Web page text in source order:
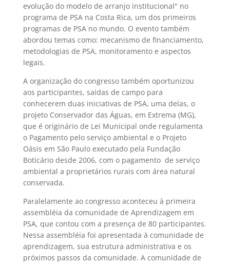
evolução do modelo de arranjo institucional" no
programa de PSA na Costa Rica, um dos primeiros
programas de PSA no mundo. O evento também
abordou temas como: mecanismo de financiamento,
metodologias de PSA, monitoramento e aspectos
legais.
A organização do congresso também oportunizou
aos participantes, saídas de campo para
conhecerem duas iniciativas de PSA, uma delas, o
projeto Conservador das Águas, em Extrema (MG),
que é originário de Lei Municipal onde regulamenta
o Pagamento pelo serviço ambiental e o Projeto
Oásis em São Paulo executado pela Fundação
Boticário desde 2006, com o pagamento de serviço
ambiental a proprietários rurais com área natural
conservada.
Paralelamente ao congresso aconteceu à primeira
assembléia da comunidade de Aprendizagem em
PSA, que contou com a presença de 80 participantes.
Nessa assembléia foi apresentada à comunidade de
aprendizagem, sua estrutura administrativa e os
próximos passos da comunidade. A comunidade de